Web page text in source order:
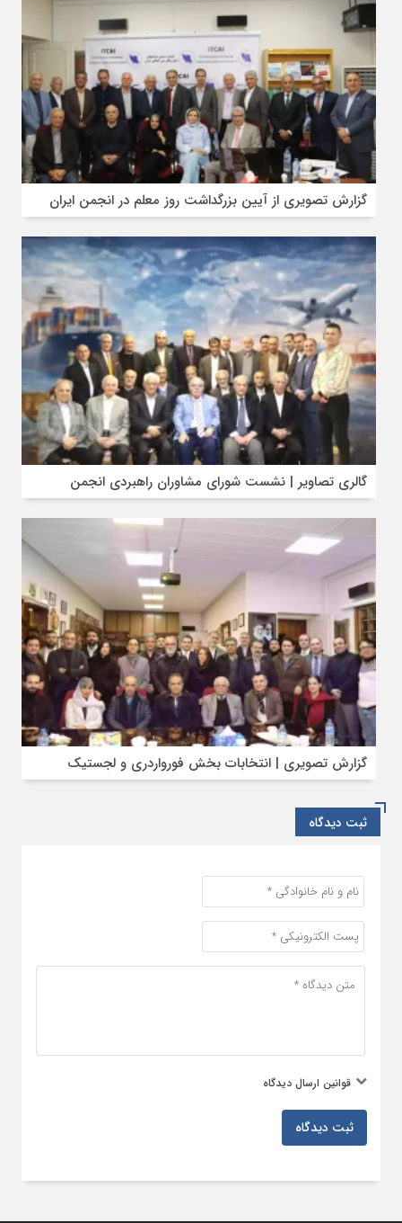
گزارش تصویری از آیین بزرگداشت روز معلم در انجمن ایران
گالری تصاویر | نشست شورای مشاوران راهبردی انجمن
گزارش تصویری | انتخابات بخش فورواردری و لجستیک
ثبت دیدگاه
قوانین ارسال دیدگاه
ثبت دیدگاه